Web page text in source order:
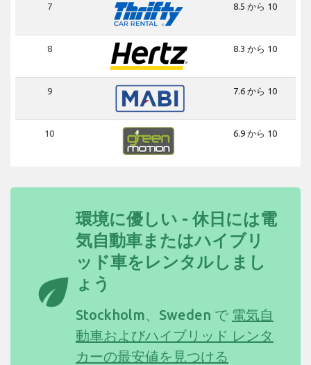
7 8.5 から 10
8 8.3 から 10
9 7.6 から 10
10 6.9 から 10
eco
環境に優しい - 休日には電
気自動車またはハイブリ
ッド車をレンタルしまし
ょう
Stockholm、Sweden で 電気自
動車およびハイブリッド レンタ
カーの最安値を見つける